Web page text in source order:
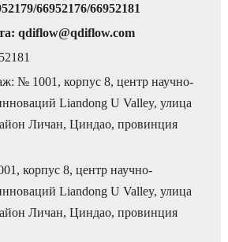
66952176/66952181
qdiflow@qdiflow.com
№ 1001, корпус 8, центр научно-
Liandong U Valley, улица
Личан, Циндао, провинция
корпус 8, центр научно-
Liandong U Valley, улица
Личан, Циндао, провинция